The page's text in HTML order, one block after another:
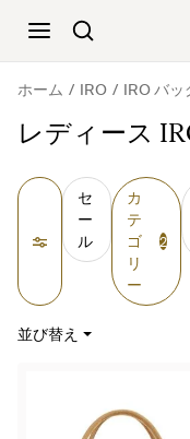
ホーム IRO IRO バッ
レディース
セ
ー
ル
カ
テ
ゴ
リ
ー
2
並び替え